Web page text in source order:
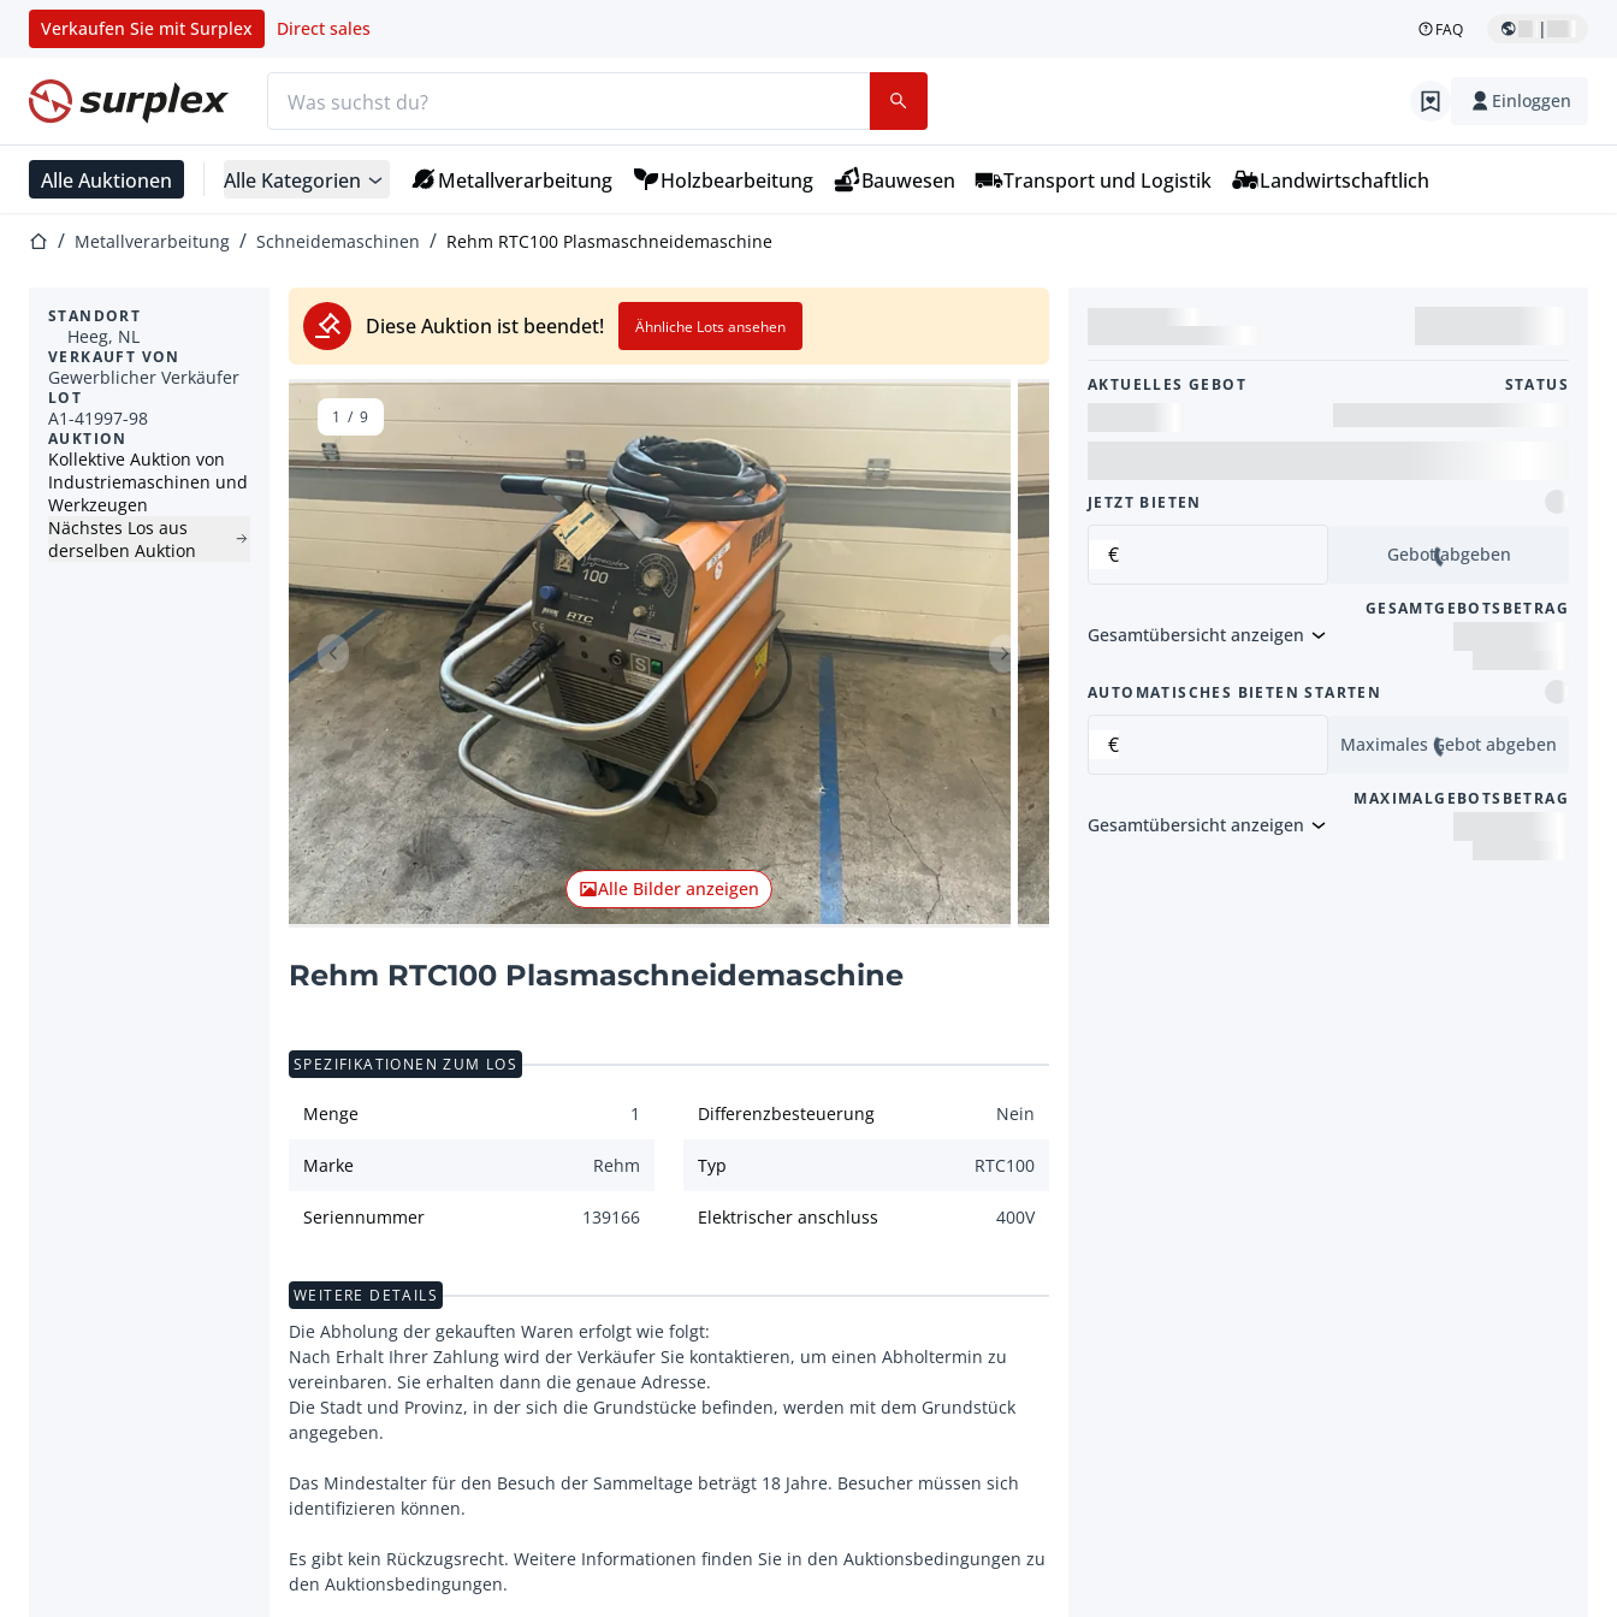
Verkaufen Sie mit Surplex Direct sales FAQ |
Startseite Einloggen
Alle Auktionen Alle Kategorien Metallverarbeitung Holzbearbeitung Bauwesen Transport und Logistik Landwirtschaftlich
StartseiteMetallverarbeitung Schneidemaschinen Rehm RTC100 Plasmaschneidemaschine
Diese Auktion ist beendet! Ähnliche Lots ansehen
STANDORT
Heeg, NL
VERKAUFT VON
Gewerblicher Verkäufer
LOT
A1-41997-98
AUKTION
Kollektive Auktion von
Industriemaschinen und
Werkzeugen
Nächstes Los aus
derselben Auktion
Vorheriger Artikel Nächster Artikel
Alle Bilder anzeigen
1 / 9
Rehm RTC100 Plasmaschneidemaschine
AKTUELLES GEBOT STATUS
JETZT BIETEN
€ Gebot abgeben
GESAMTGEBOTSBETRAG
Gesamtübersicht anzeigen
AUTOMATISCHES BIETEN STARTEN
€ Maximales Gebot abgeben
MAXIMALGEBOTSBETRAG
Gesamtübersicht anzeigen
SPEZIFIKATIONEN ZUM LOS
Menge 1 Differenzbesteuerung Nein
Marke Rehm Typ RTC100
Seriennummer 139166 Elektrischer anschluss 400V
WEITERE DETAILS
Die Abholung der gekauften Waren erfolgt wie folgt:
Nach Erhalt Ihrer Zahlung wird der Verkäufer Sie kontaktieren, um einen Abholtermin zu
vereinbaren. Sie erhalten dann die genaue Adresse.
Die Stadt und Provinz, in der sich die Grundstücke befinden, werden mit dem Grundstück
angegeben.
Das Mindestalter für den Besuch der Sammeltage beträgt 18 Jahre. Besucher müssen sich
identifizieren können.
Es gibt kein Rückzugsrecht. Weitere Informationen finden Sie in den Auktionsbedingungen zu
den Auktionsbedingungen.